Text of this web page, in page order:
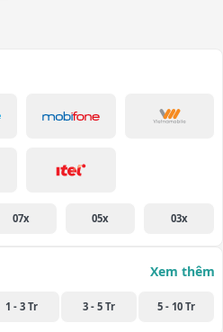
07x 05x 03x
Xem thêm
1 - 3 Tr 3 - 5 Tr 5 - 10 Tr